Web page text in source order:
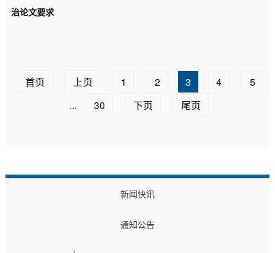
治论文要求
首页 上页 1 2 3 4
5
...
30 下页 尾页
新闻快讯
通知公告